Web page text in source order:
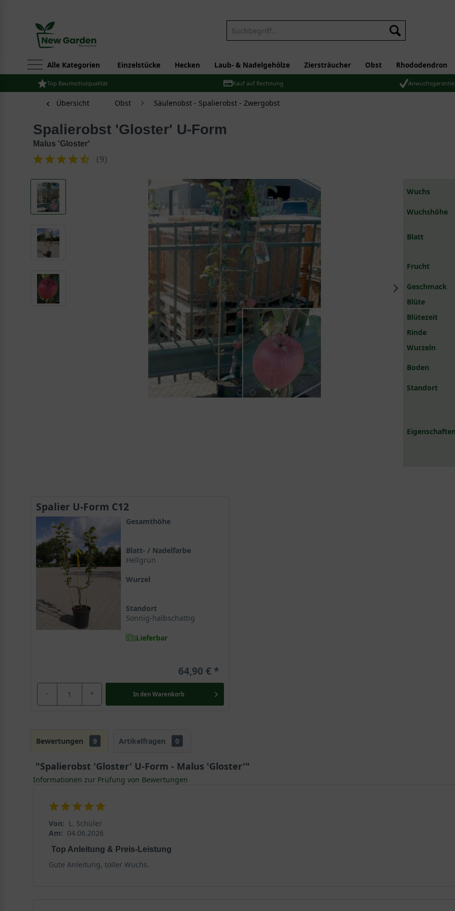
Alle Kategorien Einzelstücke Hecken Laub- & Nadelgehölze Ziersträucher Obst Rhododendron
Top Baumschulqualität Kauf auf Rechnung Anwuchsgarantie
Übersicht Obst Säulenobst - Spalierobst - Zwergobst
Spalierobst 'Gloster' U-Form
Malus 'Gloster'
(9)
Wuchs
Wuchshöhe
Blatt
Frucht
Geschmack
Blüte
Blütezeit
Rinde
Wurzeln
Boden
Standort
Spalier U-Form C12
Gesamthöhe
Blatt- / Nadelfarbe
Hellgrün
Wurzel
Standort
Sonnig-halbschattig
Lieferbar
64,90 €
- + In den Warenkorb
Bewertungen 9 Artikelfragen 0
"Spalierobst 'Gloster' U-Form - Malus 'Gloster'"
Informationen zur Prüfung von Bewertungen
Von: L. Schüler
Am: 04.06.2026
Top Anleitung & Preis-Leistung
Gute Anleitung, toller Wuchs.